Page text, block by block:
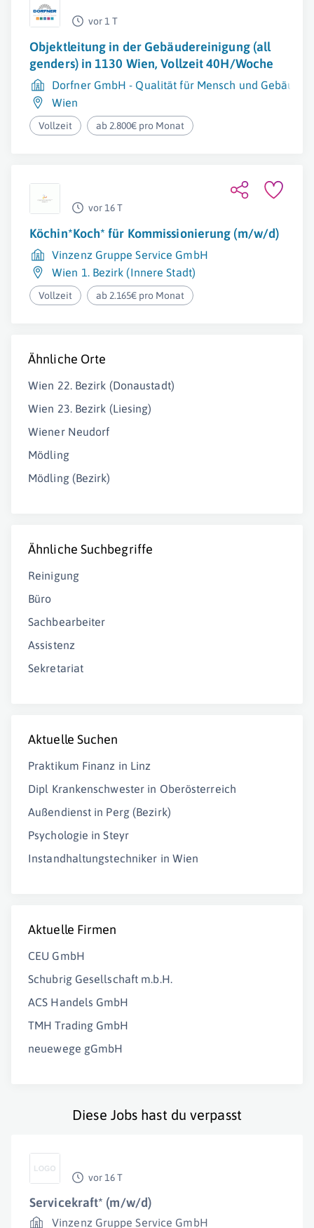
vor 1 T
Objektleitung in der Gebäudereinigung (all
genders) in 1130 Wien, Vollzeit 40H/Woche
Dorfner GmbH - Qualität für Mensch und Gebäude
Wien
Vollzeit ab 2.800€ pro Monat
vor 16 T
Köchin*Koch* für Kommissionierung (m/w/d)
Vinzenz Gruppe Service GmbH
Wien 1. Bezirk (Innere Stadt)
Vollzeit ab 2.165€ pro Monat
Ähnliche Orte
Wien 22. Bezirk (Donaustadt)
Wien 23. Bezirk (Liesing)
Wiener Neudorf
Mödling
Mödling (Bezirk)
Ähnliche Suchbegriffe
Reinigung
Büro
Sachbearbeiter
Assistenz
Sekretariat
Aktuelle Suchen
Praktikum Finanz in Linz
Dipl Krankenschwester in Oberösterreich
Außendienst in Perg (Bezirk)
Psychologie in Steyr
Instandhaltungstechniker in Wien
Aktuelle Firmen
CEU GmbH
Schubrig Gesellschaft m.b.H.
ACS Handels GmbH
TMH Trading GmbH
neuewege gGmbH
Diese Jobs hast du verpasst
vor 16 T
Servicekraft* (m/w/d)
Vinzenz Gruppe Service GmbH